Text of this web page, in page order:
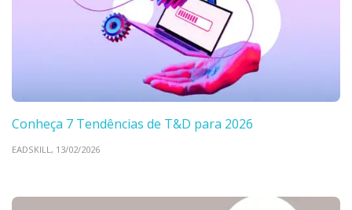
Conheça 7 Tendências de T&D para 2026
EADSKILL, 13/02/2026